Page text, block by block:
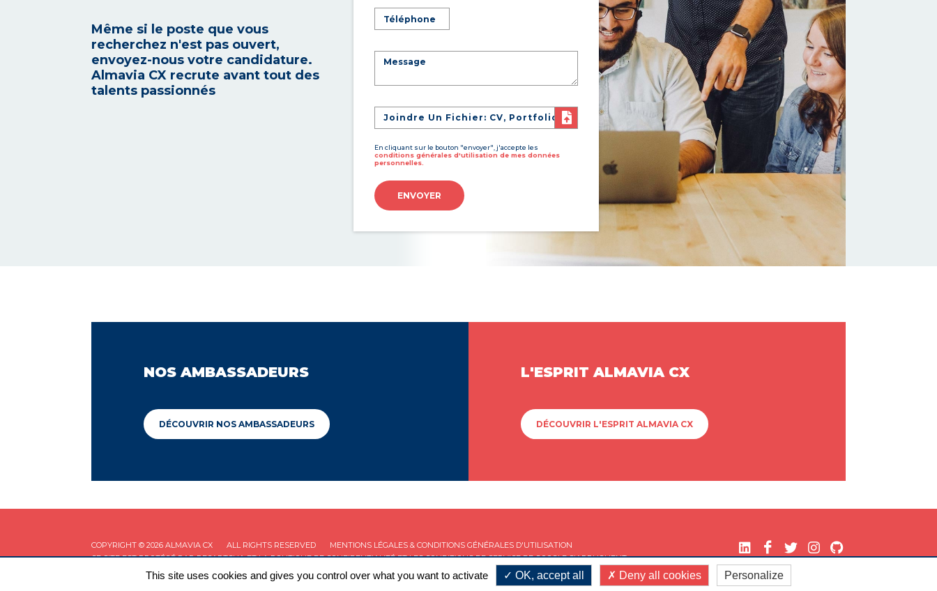
Même si le poste que vous
recherchez n'est pas ouvert,
envoyez-nous votre candidature.
Almavia CX recrute avant tout des
talents passionnés
Joindre Un Fichier: CV, Portfolio
En cliquant sur le bouton "envoyer", j'accepte les
conditions générales d'utilisation de mes données
personnelles.
ENVOYER
NOS AMBASSADEURS
DÉCOUVRIR NOS AMBASSADEURS
L'ESPRIT ALMAVIA CX
DÉCOUVRIR L'ESPRIT ALMAVIA CX
COPYRIGHT © 2026 ALMAVIA CX ALL RIGHTS RESERVED
MENTIONS LÉGALES & CONDITIONS GÉNÉRALES D'UTILISATION
CE SITE EST PROTÉGÉ PAR RECAPTCHA ET LAPOLITIQUE DE CONFIDENTIALITÉET LESCONDITIONS DE SERVICEDE GOOGLE S'APPLIQUENT.
This site uses cookies and gives you control over what you want to activate OK, accept all Deny all cookies Personalize